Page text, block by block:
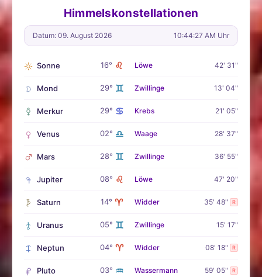
Himmelskonstellationen
Datum: 09. August 2026 10:44:28 AM Uhr
Sonne 16° ♌ Löwe 42' 31"
Mond 29° ♊ Zwillinge 13' 04"
Merkur 29° ♋ Krebs 21' 05"
Venus 02° ♎ Waage 28' 37"
Mars 28° ♊ Zwillinge 36' 55"
Jupiter 08° ♌ Löwe 47' 20"
Saturn 14° ♈ Widder 35' 48" R
Uranus 05° ♊ Zwillinge 15' 17"
Neptun 04° ♈ Widder 08' 18" R
Pluto 03° ♒ Wassermann 59' 05" R